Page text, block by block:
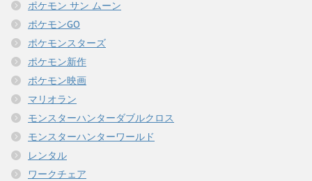
ポケモン サン ムーン
ポケモンGO
ポケモンスターズ
ポケモン新作
ポケモン映画
マリオラン
モンスターハンターダブルクロス
モンスターハンターワールド
レンタル
ワークチェア